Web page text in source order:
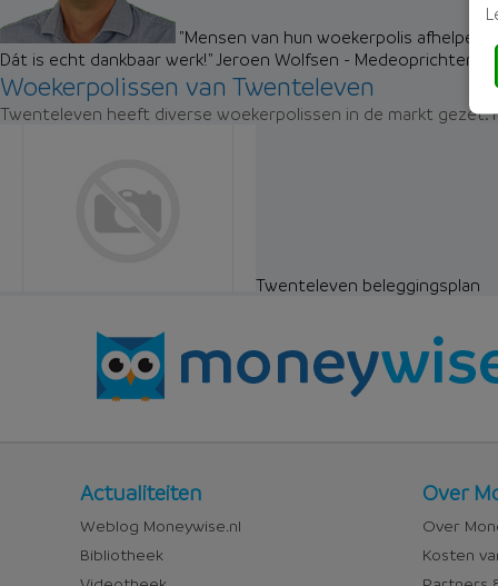
"Mensen van hun woekerpolis afhelpen
Dát is echt dankbaar werk!"Jeroen Wolfsen - Medeoprichter
Woekerpolissen van Twenteleven
Twenteleven heeft diverse woekerpolissen in de markt
Twenteleven beleggingsplan
Nieuws
en
media
Actualiteiten
Weblog Moneywise.nl
Bibliotheek
Over
Over
Over
Kosten